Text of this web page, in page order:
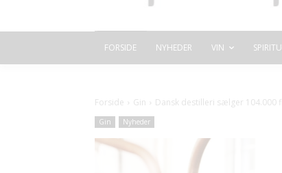
FORSIDE NYHEDER VIN
Forside Gin Dansk destilleri sælger 104.000
Gin Nyheder